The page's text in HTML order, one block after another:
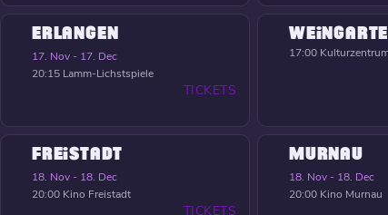
ERLANGEN
17. Nov - 17. Dec
20:15 Lamm-Lichstspiele
TICKETS
17:00
FREISTADT
18. Nov - 18. Dec
20:00 Kino Freistadt
TICKETS
MURNAU
18. Nov - 18. Dec
20:00 Kino Murnau